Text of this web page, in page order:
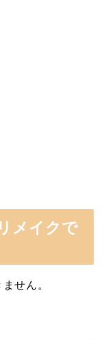
メイクで
せん。